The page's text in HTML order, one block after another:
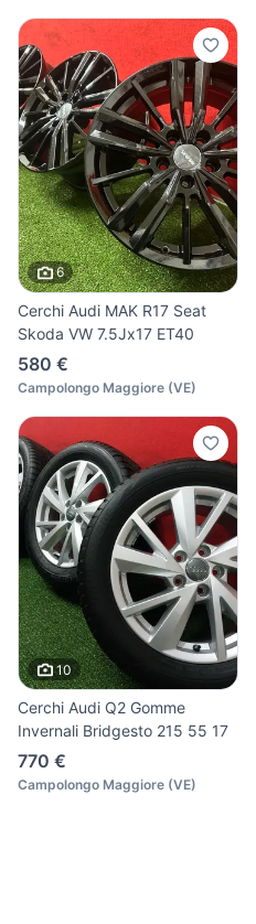
6
Cerchi Audi MAK R17 Seat
Skoda VW 7.5Jx17 ET40
580 €
Campolongo Maggiore (VE)
10
Cerchi Audi Q2 Gomme
Invernali Bridgesto 215 55 17
770 €
Campolongo Maggiore (VE)